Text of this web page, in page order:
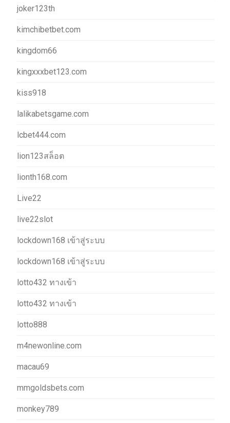
joker123th
kimchibetbet.com
kingdom66
kingxxxbet123.com
kiss918
lalikabetsgame.com
lcbet444.com
lion123สล็อต
lionth168.com
Live22
live22slot
lockdown168 เข้าสู่ระบบ
lockdown168 เข้าสู่ระบบ
lotto432 ทางเข้า
lotto432 ทางเข้า
lotto888
m4newonline.com
macau69
mmgoldsbets.com
monkey789